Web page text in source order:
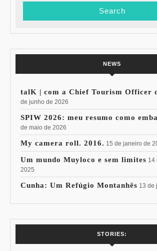
NEWS
talK | com a Chief Tourism Officer
de junho de 2026
SPIW 2026: meu resumo como
de maio de 2026
My camera roll. 2016. 15 de janeiro de
Um mundo Muyloco e sem limites 14
2025
Cunha: Um Refúgio Montanhês 13 de
STORIES:
15% de